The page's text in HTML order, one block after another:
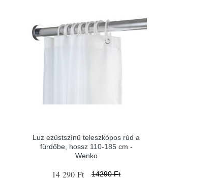
Luz ezüstszínű teleszkópos rúd a
fürdőbe, hossz 110-185 cm -
Wenko
14 290 Ft 14290 Ft